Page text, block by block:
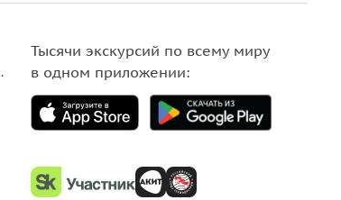
Тысячи экскурсий по всему миру
в одном приложении: